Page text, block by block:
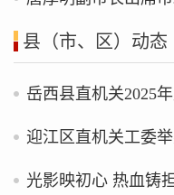
县（市、区）动态